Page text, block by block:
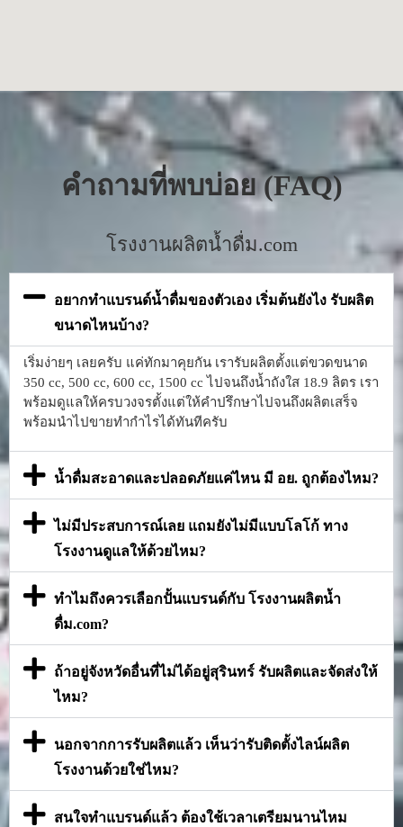
คำถามที่พบบ่อย (FAQ)
โรงงานผลิตน้ำดื่ม.com
อยากทำแบรนด์น้ำดื่มของตัวเอง เริ่มต้นยังไง รับผลิต
ขนาดไหนบ้าง?
เริ่มง่ายๆ เลยครับ แค่ทักมาคุยกัน เรารับผลิตตั้งแต่ขวดขนาด
350 cc, 500 cc, 600 cc, 1500 cc ไปจนถึงน้ำถังใส 18.9 ลิตร เรา
พร้อมดูแลให้ครบวงจรตั้งแต่ให้คำปรึกษาไปจนถึงผลิตเสร็จ
พร้อมนำไปขายทำกำไรได้ทันทีครับ
น้ำดื่มสะอาดและปลอดภัยแค่ไหน มี อย. ถูกต้องไหม?
ไม่มีประสบการณ์เลย แถมยังไม่มีแบบโลโก้ ทาง
โรงงานดูแลให้ด้วยไหม?
ทำไมถึงควรเลือกปั้นแบรนด์กับ โรงงานผลิตน้ำ
ดื่ม.com?
ถ้าอยู่จังหวัดอื่นที่ไม่ได้อยู่สุรินทร์ รับผลิตและจัดส่งให้
ไหม?
นอกจากการรับผลิตแล้ว เห็นว่ารับติดตั้งไลน์ผลิต
โรงงานด้วยใช่ไหม?
สนใจทำแบรนด์แล้ว ต้องใช้เวลาเตรียมนานไหม